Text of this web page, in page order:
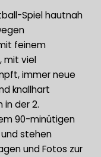
Spiel hautnah
feinem
mit viel
immer neue
knallhart
in der 2.
90-minütigen
stehen
und Fotos zur